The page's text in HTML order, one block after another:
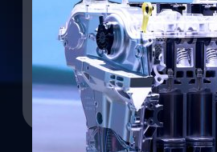
หลายคนอาจเคยได้ยินชื่อของเทคโนโล
(Range Extended Electric Vehicle)
ใช้ขับเคลื่อนและเครื่องยนต์ที่เข้ามา
ชนิดนี้มากขึ้น ด้วยเหตุผลที่คนเริ่มนิยม
ของเทคโนโลยี REEV มาอวดให้คนไท
เทคโนโลยี REEV จาก ChangAn ทำง
เข้ามาช่วยปั่นไฟเข้าสู่แบตเตอรี่ เพื่อเ
ตัวเองว่า Super Range 2.0 โดยมีกา
การหล่อเย็นและหล่อลื่นแบบแปรผัน
Noparat Monchaitanapat| 724 days
Read More